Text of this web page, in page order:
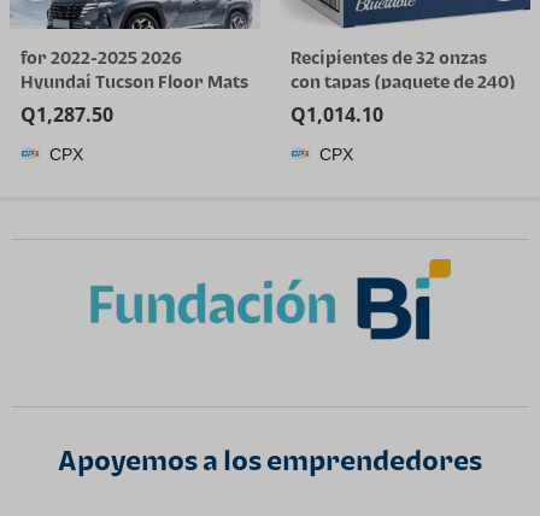
for 2022-2025 2026
Hyundai Tucson Floor Mats
(Gas Models Only) | All-
Weather TPE Car Mats &
Cargo Liner, Custom Fit for
Q1,287.50
CPX
Recipientes de 32 onzas
con tapas (paquete de 240)
a granel – Recipiente de
plástico de cuarto de galón
con tapa, desechable, 32
Q1,014.10
CPX
Apoyemos a los emprendedores​